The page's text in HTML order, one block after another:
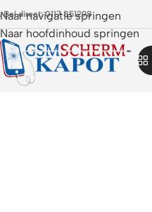
Naar navigatie springen
Naar hoofdinhoud springen
Bel direct: 0117 851298